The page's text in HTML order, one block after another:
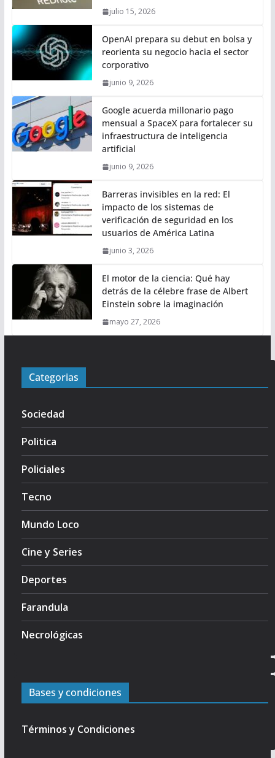
julio 15, 2026
OpenAI prepara su debut en bolsa y
reorienta su negocio hacia el sector
corporativo
junio 9, 2026
Google acuerda millonario pago
mensual a SpaceX para fortalecer su
infraestructura de inteligencia
artificial
junio 9, 2026
Barreras invisibles en la red: El
impacto de los sistemas de
verificación de seguridad en los
usuarios de América Latina
junio 3, 2026
El motor de la ciencia: Qué hay
detrás de la célebre frase de Albert
Einstein sobre la imaginación
mayo 27, 2026
Categorias
Sociedad
Politica
Policiales
Tecno
Mundo Loco
Cine y Series
Deportes
Farandula
Necrológicas
Bases y condiciones
Términos y Condiciones